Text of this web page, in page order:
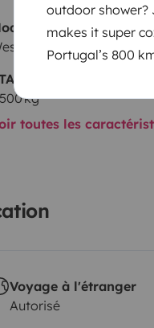
outdoor shower?
makes it super
Portugal’s 800
1993
kg
toutes les
Voyage à l'étranger
Autorisé